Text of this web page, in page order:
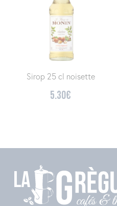
Sirop 25 cl noisette
5.30€